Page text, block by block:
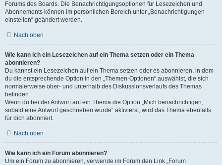
Forums des Boards. Die Benachrichtigungsoptionen für Lesezeichen und
Abonnements können im persönlichen Bereich unter „Benachrichtigungen
einstellen“ geändert werden.
Nach oben
Wie kann ich ein Lesezeichen auf ein Thema setzen oder ein Thema
abonnieren?
Du kannst ein Lesezeichen auf ein Thema setzen oder es abonnieren, in dem
du die entsprechende Option in den „Themen-Optionen“ auswählst, die sich
normalerweise ober- und unterhalb des Diskussionsverlaufs des Themas
befinden.
Wenn du bei der Antwort auf ein Thema die Option „Mich benachrichtigen,
sobald eine Antwort geschrieben wurde“ aktivierst, wird das Thema ebenfalls
für dich abonniert.
Nach oben
Wie kann ich ein Forum abonnieren?
Um ein Forum zu abonnieren, verwende im Forum den Link „Forum